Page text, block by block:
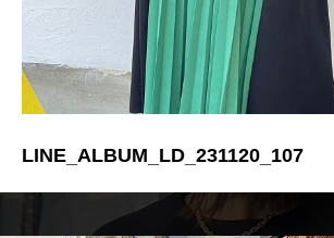
LINE_ALBUM_LD_231120_107